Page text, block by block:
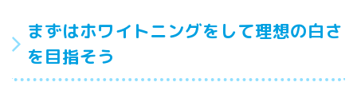
まずはホワイトニングをして理想の白さ
を目指そう